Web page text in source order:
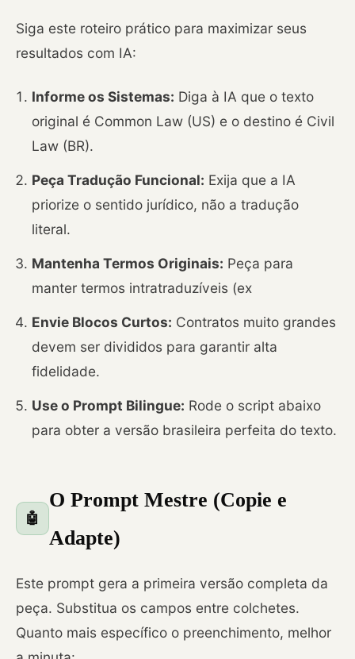
Siga este roteiro prático para maximizar seus
resultados com IA:
Informe os Sistemas: Diga à IA que o texto
original é Common Law (US) e o destino é Civil
Law (BR).
Peça Tradução Funcional: Exija que a IA
priorize o sentido jurídico, não a tradução
literal.
Mantenha Termos Originais: Peça para
manter termos intratraduzíveis (ex
Envie Blocos Curtos: Contratos muito grandes
devem ser divididos para garantir alta
fidelidade.
Use o Prompt Bilingue: Rode o script abaixo
para obter a versão brasileira perfeita do texto.
🤖
O Prompt Mestre (Copie e
Adapte)
Este prompt gera a primeira versão completa da
peça. Substitua os campos entre colchetes.
Quanto mais específico o preenchimento, melhor